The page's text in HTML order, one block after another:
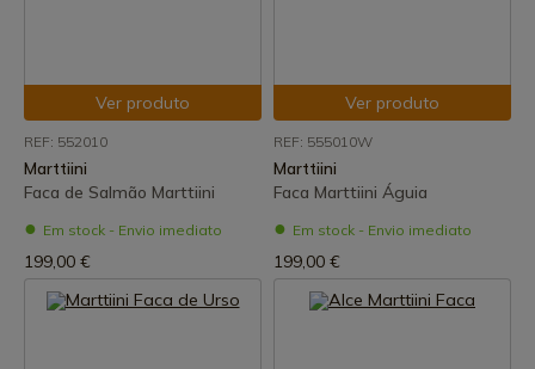
Ver produto
REF: 552010
Marttiini
Faca de Salmão Marttiini
Em stock - Envio imediato
199,00 €
Ver produto
REF: 555010W
Marttiini
Faca Marttiini Águia
Em stock - Envio imediato
199,00 €